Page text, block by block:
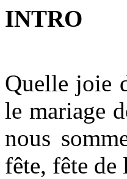
INTRO
Quelle joie
le mariage
nous
fête, fête de